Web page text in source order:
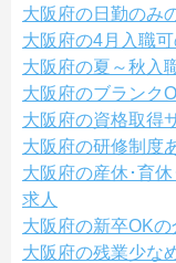
大阪府の日勤のみ
大阪府の4月入職
大阪府の夏～秋入
大阪府のブランク
大阪府の資格取得
大阪府の研修制度
大阪府の産休･育
求人
大阪府の新卒OKの
大阪府の残業少な